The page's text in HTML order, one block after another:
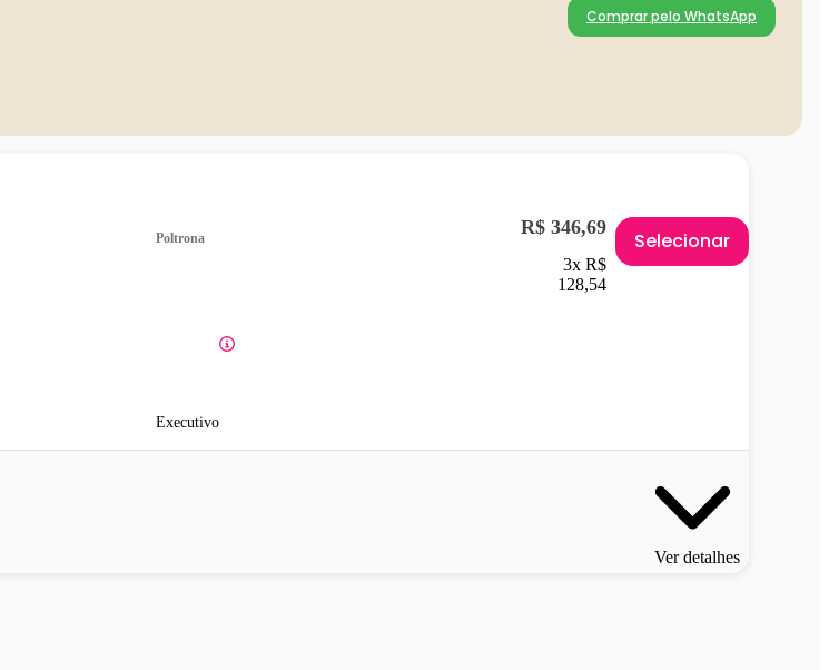
Comprar pelo WhatsApp
Poltrona
Executivo
R$ 346,69
3x R$
128,54
Selecionar
Ver detalhes